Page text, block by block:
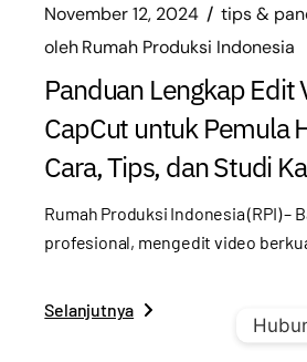
November 12, 2024
tips &
olehRumah Produksi Indonesia
Panduan Lengkap Edit
CapCut untuk Pemula
Cara, Tips, dan Studi
Rumah Produksi Indonesia (RPI) –
profesional, mengedit video
Selanjutnya